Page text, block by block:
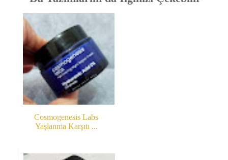
Cosmogenesis Labs
Yaşlanma Karşıtı ...